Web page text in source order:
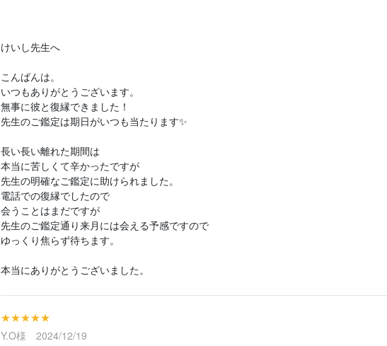
けいし先生へ
こんばんは。
いつもありがとうございます。
無事に彼と復縁できました！
先生のご鑑定は期日がいつも当たります✨
長い長い離れた期間は
本当に苦しくて辛かったですが
先生の明確なご鑑定に助けられました。
電話での復縁でしたので
会うことはまだですが
先生のご鑑定通り来月には会える予感ですので
ゆっくり焦らず待ちます。
本当にありがとうございました。
★★★★★
Y.O様 2024/12/19